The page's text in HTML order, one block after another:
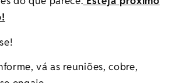
vá as reuniões, cobre,